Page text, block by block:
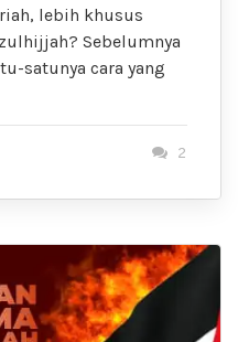
lebih khusus
Sebelumnya
satunya cara yang
2